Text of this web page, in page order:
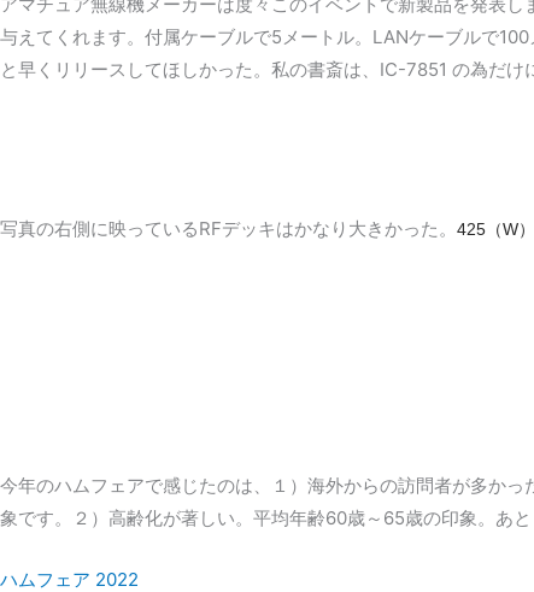
与えてくれます。付属ケーブルで5メートル。LANケーブルで
と早くリリースしてほしかった。私の書斎は、IC-7851 の為だけ
写真の右側に映っているRFデッキはかなり大きかった。 425（W
今年のハムフェアで感じたのは、１）海外からの訪問者が多か
象です。２）高齢化が著しい。平均年齢60歳～65歳の印象。あと
ハムフェア 2022